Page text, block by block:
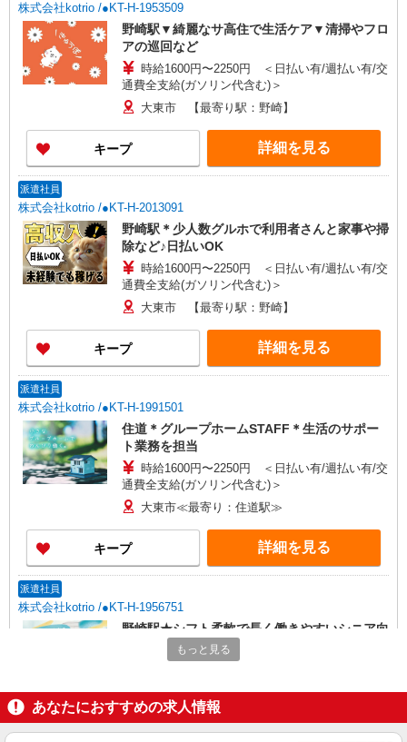
株式会社kotrio /●KT-H-1953509
野崎駅▼綺麗なサ高住で生活ケア▼清掃やフロ
アの巡回など
時給1600円〜2250円 ＜日払い有/週払い有/交
通費全支給(ガソリン代含む)＞
大東市 【最寄り駅：野崎】
キープ 詳細を見る
派遣社員
株式会社kotrio /●KT-H-2013091
野崎駅＊少人数グルホで利用者さんと家事や掃
除など♪日払いOK
時給1600円〜2250円 ＜日払い有/週払い有/交
通費全支給(ガソリン代含む)＞
大東市 【最寄り駅：野崎】
キープ 詳細を見る
派遣社員
株式会社kotrio /●KT-H-1991501
住道＊グループホームSTAFF＊生活のサポー
ト業務を担当
時給1600円〜2250円 ＜日払い有/週払い有/交
通費全支給(ガソリン代含む)＞
大東市≪最寄り：住道駅≫
キープ 詳細を見る
派遣社員
株式会社kotrio /●KT-H-1956751
野崎駅★シフト柔軟で長く働きやすいシニア向
けマンション
大東市 【最寄り駅：野崎】
もっと見る
あなたにおすすめの求人情報